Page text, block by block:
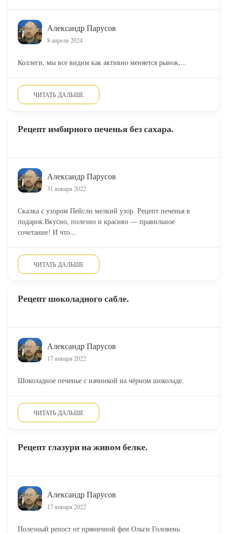
Александр Парусов
8 апреля 2024
Коллеги, мы все видим как активно меняется рынок,...
ЧИТАТЬ ДАЛЬШЕ
Рецепт имбирного печенья без сахара.
Александр Парусов
31 января 2022
Скалка с узором Пейсли мелкий узор. Рецепт печенья в
подарок.Вкусно, полезно и красиво — правильное
сочетание! И что...
ЧИТАТЬ ДАЛЬШЕ
Рецепт шоколадного сабле.
Александр Парусов
17 января 2022
Шоколадное печенье с начинкой на чёрном шоколаде.
ЧИТАТЬ ДАЛЬШЕ
Рецепт глазури на живом белке.
Александр Парусов
17 января 2022
Полезный репост от пряничной феи Ольги Головень